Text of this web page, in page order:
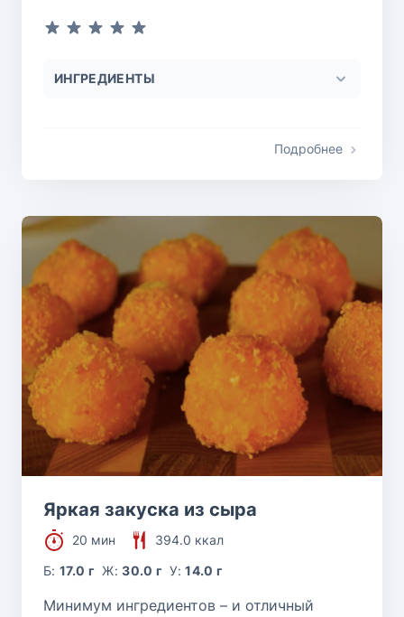
ИНГРЕДИЕНТЫ
Подробнее
Яркая закуска из сыра
20 мин
394.0 ккал
Б:17.0 г Ж:30.0 г У:14.0 г
Минимум ингредиентов – и отличный